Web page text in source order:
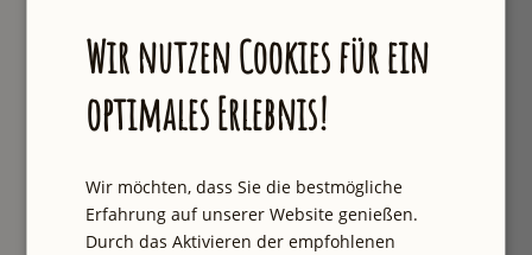
Wir nutzen Cookies für ein
optimales Erlebnis!
Wir möchten, dass Sie die bestmögliche
Erfahrung auf unserer Website genießen.
Durch das Aktivieren der empfohlenen